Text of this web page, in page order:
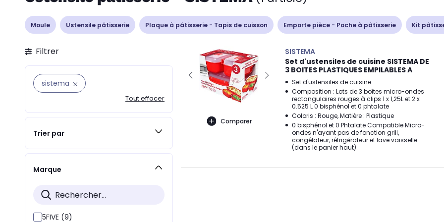
Moule Ustensile pâtisserie Plaque à pâtisserie - Tapis de cuisson Emporte pièce - Poche à pâtisserie Kit
Filtrer
sistema
Tout effacer
Trier par
Marque
5FIVE (9)
Comparer
SISTEMA
Set d'ustensiles de cuisine SISTEMA DE
3 BOITES PLASTIQUES EMPILABLES A
Set d'ustensiles de cuisine
Composition : Lots de 3 boîtes micro-ondes
rectangulaires rouges à clips 1 x 1,25L et 2 x
0.525 L 0 bisphénol et 0 phtalate
Coloris : Rouge, Matière : Plastique
0 bisphénol et 0 Phtalate Compatible Micro-
ondes n'ayant pas de fonction grill,
congélateur, réfrigérateur et lave vaisselle
(dans le panier haut).